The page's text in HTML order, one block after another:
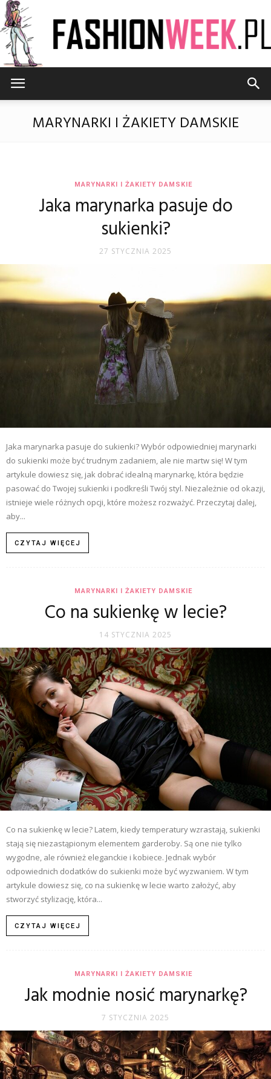
MARYNARKI I ŻAKIETY DAMSKIE
MARYNARKI I ŻAKIETY DAMSKIE
Jaka marynarka pasuje do
sukienki?
27 STYCZNIA 2025
Jaka marynarka pasuje do sukienki? Wybór odpowiedniej marynarki
do sukienki może być trudnym zadaniem, ale nie martw się! W tym
artykule dowiesz się, jak dobrać idealną marynarkę, która będzie
pasować do Twojej sukienki i podkreśli Twój styl. Niezależnie od okazji,
istnieje wiele różnych opcji, które możesz rozważyć. Przeczytaj dalej,
aby...
CZYTAJ WIĘCEJ
MARYNARKI I ŻAKIETY DAMSKIE
Co na sukienkę w lecie?
14 STYCZNIA 2025
Co na sukienkę w lecie? Latem, kiedy temperatury wzrastają, sukienki
stają się niezastąpionym elementem garderoby. Są one nie tylko
wygodne, ale również eleganckie i kobiece. Jednak wybór
odpowiednich dodatków do sukienki może być wyzwaniem. W tym
artykule dowiesz się, co na sukienkę w lecie warto założyć, aby
stworzyć stylizację, która...
CZYTAJ WIĘCEJ
MARYNARKI I ŻAKIETY DAMSKIE
Jak modnie nosić marynarkę?
7 STYCZNIA 2025